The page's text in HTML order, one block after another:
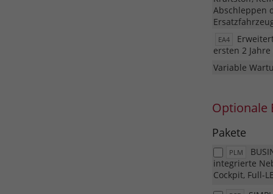
Abschleppen
EA4
ersten 2
Variable
Optionale
Pakete
PLM
integrierte
Cockpit, Full-